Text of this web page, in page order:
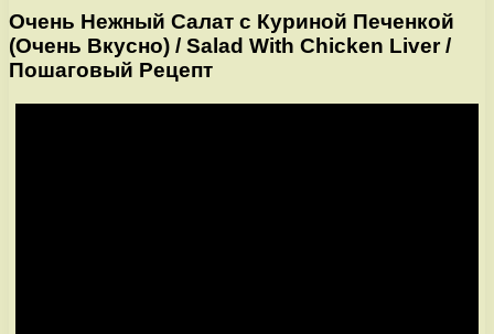
Очень Нежный Салат с Куриной Печенкой
(Очень Вкусно) / Salad With Chicken Liver /
Пошаговый Рецепт